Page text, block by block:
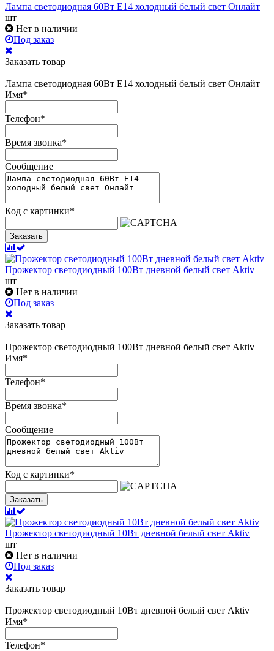
Лампа светодиодная 60Вт Е14 холодный белый свет Онлайт
шт
Нет в наличии
Под заказ
Заказать товар
Лампа светодиодная 60Вт Е14 холодный белый свет Онлайт
Имя*
Телефон*
Время звонка*
Сообщение
Код с картинки*
Заказать
Прожектор светодиодный 100Вт дневной белый свет Aktiv
шт
Нет в наличии
Под заказ
Заказать товар
Прожектор светодиодный 100Вт дневной белый свет Aktiv
Имя*
Телефон*
Время звонка*
Сообщение
Код с картинки*
Заказать
Прожектор светодиодный 10Вт дневной белый свет Aktiv
шт
Нет в наличии
Под заказ
Заказать товар
Прожектор светодиодный 10Вт дневной белый свет Aktiv
Имя*
Телефон*